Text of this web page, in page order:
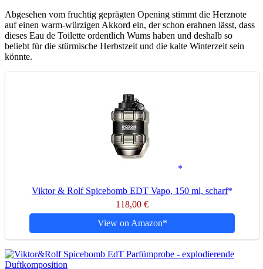
Abgesehen vom fruchtig geprägten Opening stimmt die Herznote
auf einen warm-würzigen Akkord ein, der schon erahnen lässt, dass
dieses Eau de Toilette ordentlich Wums haben und deshalb so
beliebt für die stürmische Herbstzeit und die kalte Winterzeit sein
könnte.
Viktor & Rolf Spicebomb EDT Vapo, 150 ml, scharf
118,00 €
View on Amazon